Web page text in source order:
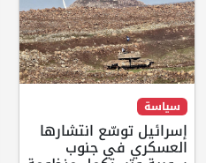
سياسة
إسرائيل توسّع انتشارها
العسكري في جنوب